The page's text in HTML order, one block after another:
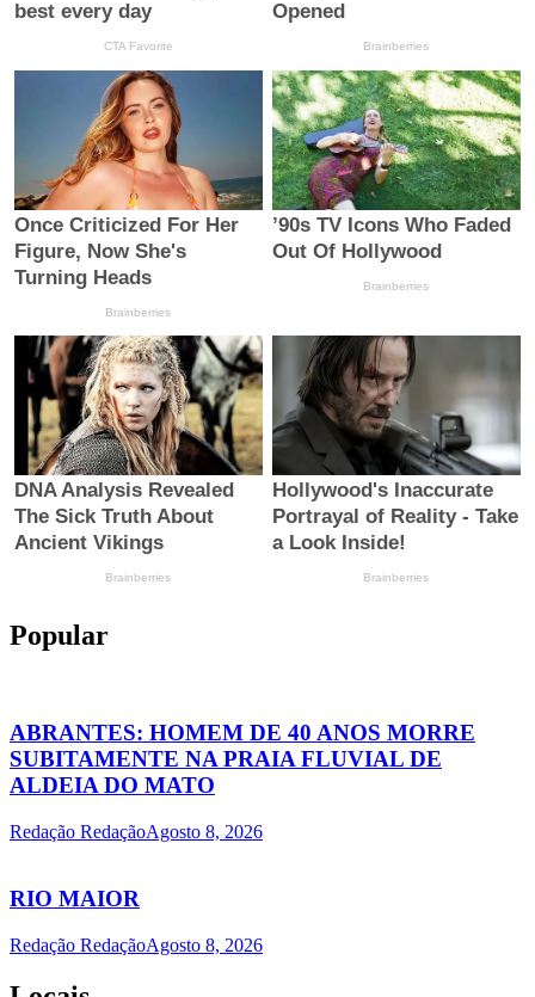
Popular
ABRANTES: HOMEM DE 40 ANOS MORRE
SUBITAMENTE NA PRAIA FLUVIAL DE
ALDEIA DO MATO
Redação RedaçãoAgosto 8, 2026
RIO MAIOR
Redação RedaçãoAgosto 8, 2026